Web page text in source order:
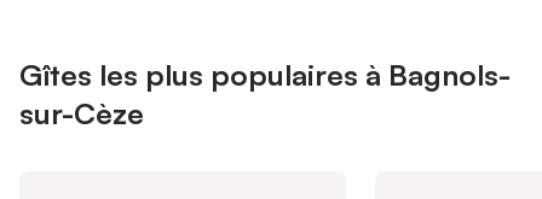
Gîtes les plus populaires à Bagnols-
sur-Cèze